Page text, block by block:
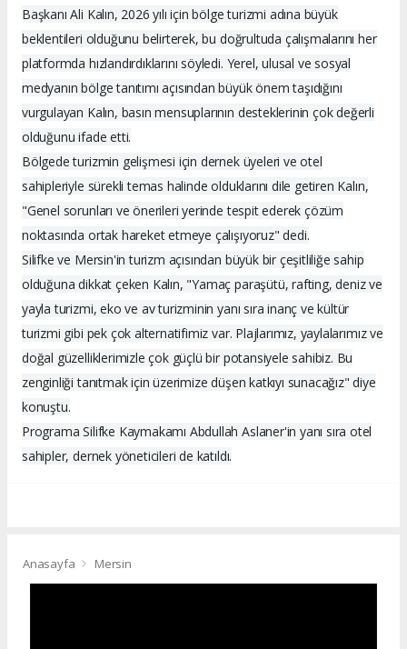
Başkanı Ali Kalın, 2026 yılı için bölge turizmi adına büyük
beklentileri olduğunu belirterek, bu doğrultuda çalışmalarını her
platformda hızlandırdıklarını söyledi. Yerel, ulusal ve sosyal
medyanın bölge tanıtımı açısından büyük önem taşıdığını
vurgulayan Kalın, basın mensuplarının desteklerinin çok değerli
olduğunu ifade etti.
Bölgede turizmin gelişmesi için dernek üyeleri ve otel
sahipleriyle sürekli temas halinde olduklarını dile getiren Kalın,
"Genel sorunları ve önerileri yerinde tespit ederek çözüm
noktasında ortak hareket etmeye çalışıyoruz" dedi.
Silifke ve Mersin'in turizm açısından büyük bir çeşitliliğe sahip
olduğuna dikkat çeken Kalın, "Yamaç paraşütü, rafting, deniz ve
yayla turizmi, eko ve av turizminin yanı sıra inanç ve kültür
turizmi gibi pek çok alternatifimiz var. Plajlarımız, yaylalarımız ve
doğal güzelliklerimizle çok güçlü bir potansiyele sahibiz. Bu
zenginliği tanıtmak için üzerimize düşen katkıyı sunacağız" diye
konuştu.
Programa Silifke Kaymakamı Abdullah Aslaner'in yanı sıra otel
sahipler, dernek yöneticileri de katıldı.
Anasayfa Mersin